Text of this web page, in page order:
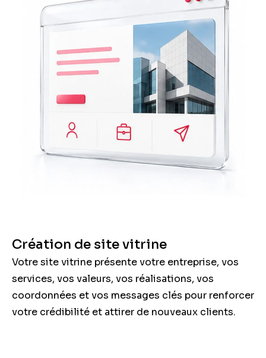
Création de site vitrine
Votre site vitrine présente votre entreprise, vos
services, vos valeurs, vos réalisations, vos
coordonnées et vos messages clés pour renforcer
votre crédibilité et attirer de nouveaux clients.